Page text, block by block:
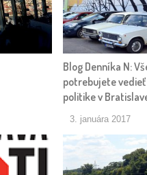
Blog Denníka N:
potrebujete
politike v
3. januára 2017